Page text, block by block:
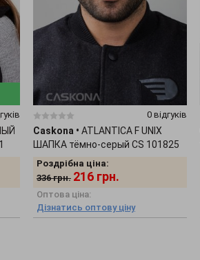
0 відгуків
Caskona • ATLANTICA F UNIX
ШАПКА тёмно-серый CS 101825
Роздрібна ціна:
336 грн. 216 грн.
Оптова ціна:
Дізнатись оптову ціну